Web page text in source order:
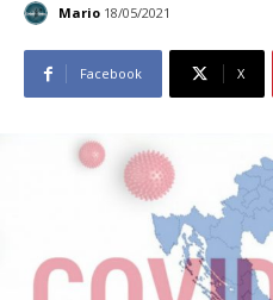
Mario 18/05/2021
Facebook X